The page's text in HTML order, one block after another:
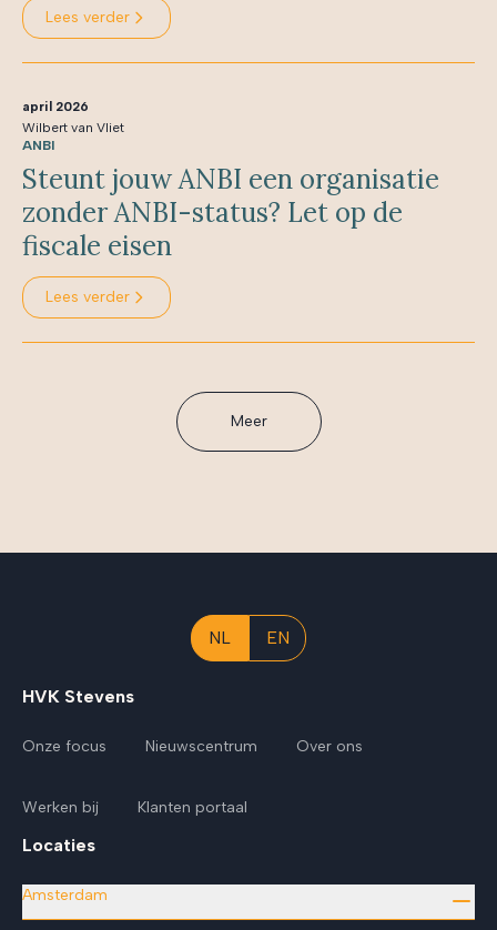
Lees verder
april 2026
Wilbert van Vliet
ANBI
Steunt jouw ANBI een organisatie
zonder ANBI-status? Let op de
fiscale eisen
Lees verder
Meer
NL EN
HVK Stevens
Onze focus Nieuwscentrum Over ons
Werken bij Klanten portaal
Locaties
Amsterdam